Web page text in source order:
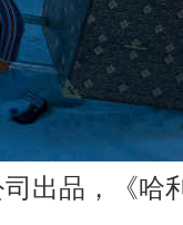
司出品，《哈